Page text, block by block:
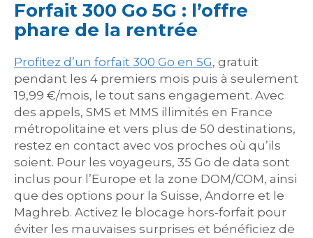
Forfait 300 Go 5G : l’offre
phare de la rentrée
Profitez d’un forfait 300 Go en 5G, gratuit
pendant les 4 premiers mois puis à seulement
19,99 €/mois, le tout sans engagement. Avec
des appels, SMS et MMS illimités en France
métropolitaine et vers plus de 50 destinations,
restez en contact avec vos proches où qu’ils
soient. Pour les voyageurs, 35 Go de data sont
inclus pour l’Europe et la zone DOM/COM, ainsi
que des options pour la Suisse, Andorre et le
Maghreb. Activez le blocage hors-forfait pour
éviter les mauvaises surprises et bénéficiez de